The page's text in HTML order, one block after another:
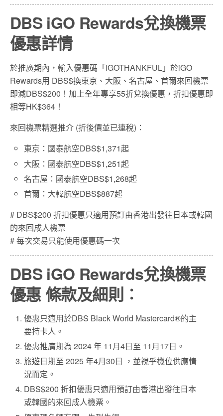
DBS iGO Rewards兌換機票
優惠詳情
於推廣期內，輸入優惠碼「IGOTHANKFUL」 於iGO
Rewards用 DBS$換東京、大阪、名古屋、首爾來回機票
即減DBS$200 ！加上全年專享55折兌換優惠，折扣優惠即
相等HK$364！
來回機票精選推介 (折後價並已連稅)：
東京： 國泰航空DBS$1,371起
大阪： 國泰航空DBS$1,251起
名古屋 ： 國泰航空DBS$1,268起
首爾 ： 大韓航空DBS$887起
# DBS$200 折扣優惠只適用預訂由香港出發往日本或韓國
的來回成人機票
#每次交易只能使用優惠碼一次
DBS iGO Rewards兌換機票
優惠條款及細則︰
優惠只適用於DBS Black World Mastercard®的主
要持卡人。
優惠推廣期為 2024 年 11月4日至 11月17日。
旅遊日期至 2025 年4月30日 ，並視乎機位供應情
況而定。
DBS$200 折扣優惠只適用預訂由香港出發往日本
或韓國的來回成人機票。